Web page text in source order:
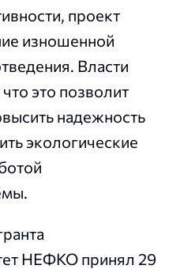
проект
изношенной
Власти
это позволит
надежность
экологические
НЕФКО принял 29